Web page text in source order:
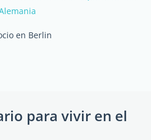
en Berlin
para vivir en el